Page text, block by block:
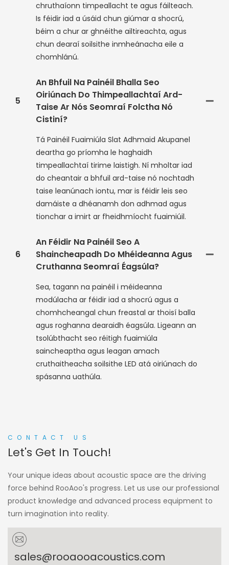
chruthaíonn timpeallacht te agus fáilteach.
Is féidir iad a úsáid chun giúmar a shocrú,
béim a chur ar ghnéithe ailtireachta, agus
chun dearaí soilsithe inmheánacha eile a
chomhlánú.
5
An Bhfuil Na Painéil Bhalla Seo
Oiriúnach Do Thimpeallachtaí Ard-
Taise Ar Nós Seomraí Folctha Nó
Cistiní?
Tá Painéil Fuaimiúla Slat Adhmaid Akupanel
deartha go príomha le haghaidh
timpeallachtaí tirime laistigh. Ní mholtar iad
do cheantair a bhfuil ard-taise nó nochtadh
taise leanúnach iontu, mar is féidir leis seo
damáiste a dhéanamh don adhmad agus
tionchar a imirt ar fheidhmíocht fuaimiúil.
6
An Féidir Na Painéil Seo A
Shaincheapadh Do Mhéideanna Agus
Cruthanna Seomraí Éagsúla?
Sea, tagann na painéil i méideanna
modúlacha ar féidir iad a shocrú agus a
chomhcheangal chun freastal ar thoisí balla
agus roghanna dearaidh éagsúla. Ligeann an
tsolúbthacht seo réitigh fuaimiúla
saincheaptha agus leagan amach
cruthaitheacha soilsithe LED atá oiriúnach do
spásanna uathúla.
CONTACT US
Let's Get In Touch!
Your unique ideas about acoustic space are the driving
force behind RooAoo's progress. Let us use our professional
product knowledge and advanced process equipment to
turn imagination into reality.
sales@rooaooacoustics.com